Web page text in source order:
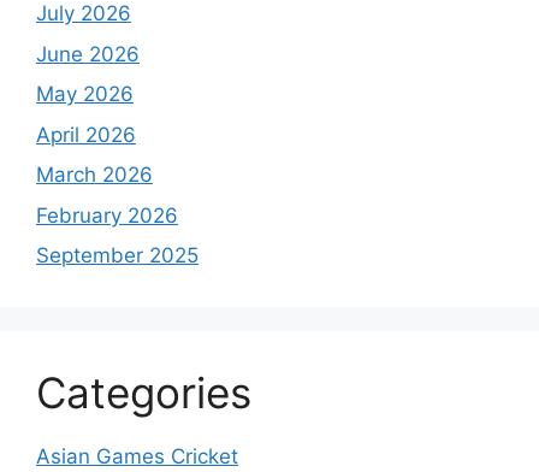
July 2026
June 2026
May 2026
April 2026
March 2026
February 2026
September 2025
Categories
Asian Games Cricket